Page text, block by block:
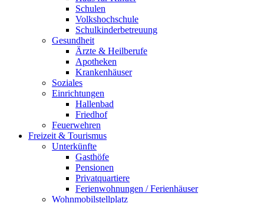
Schulen
Volkshochschule
Schulkinderbetreuung
Gesundheit
Ärzte & Heilberufe
Apotheken
Krankenhäuser
Soziales
Einrichtungen
Hallenbad
Friedhof
Feuerwehren
Freizeit & Tourismus
Unterkünfte
Gasthöfe
Pensionen
Privatquartiere
Ferienwohnungen / Ferienhäuser
Wohnmobilstellplatz